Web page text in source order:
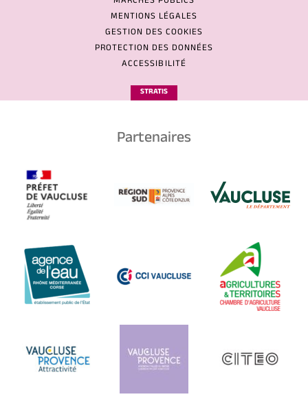
MENTIONS LÉGALES
GESTION DES COOKIES
PROTECTION DES DONNÉES
ACCESSIBILITÉ
STRATIS
Partenaires